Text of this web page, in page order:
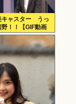
キャスター うっ
！！【GIF動画